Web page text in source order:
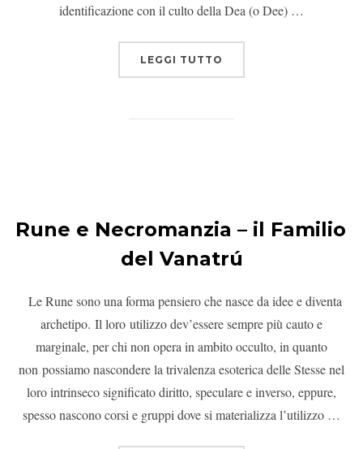
identificazione con il culto della Dea (o Dee) …
LEGGI TUTTO
Rune e Necromanzia – il Familio
del Vanatrú
Le Rune sono una forma pensiero che nasce da idee e diventa
archetipo. Il loro utilizzo dev’essere sempre più cauto e
marginale, per chi non opera in ambito occulto, in quanto
non possiamo nascondere la trivalenza esoterica delle Stesse nel
loro intrinseco significato diritto, speculare e inverso, eppure,
spesso nascono corsi e gruppi dove si materializza l’utilizzo …